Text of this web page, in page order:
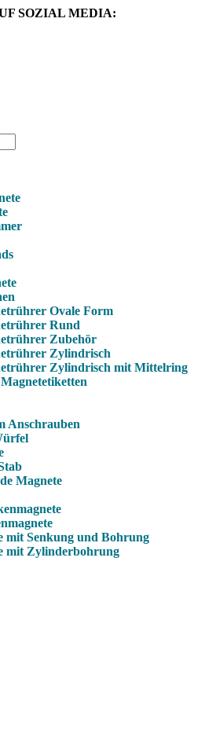
SOZIAL MEDIA:
Ovale Form
Rund
Zubehör
Zylindrisch
Zylindrisch mit Mittelring
Anschrauben
Magnete
mit Senkung und Bohrung
mit Zylinderbohrung